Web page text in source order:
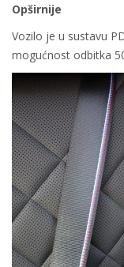
Opširnije
Vozilo je u sustavu
mogućnost odbitka